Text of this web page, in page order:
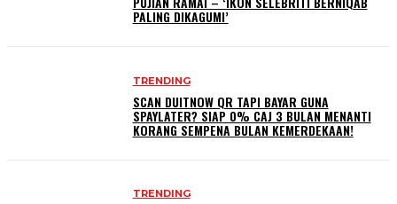
PALING DIKAGUMI’
TRENDING
SCAN DUITNOW QR TAPI BAYAR GUNA
SPAYLATER? SIAP 0% CAJ 3 BULAN MENANTI
KORANG SEMPENA BULAN KEMERDEKAAN!
TRENDING